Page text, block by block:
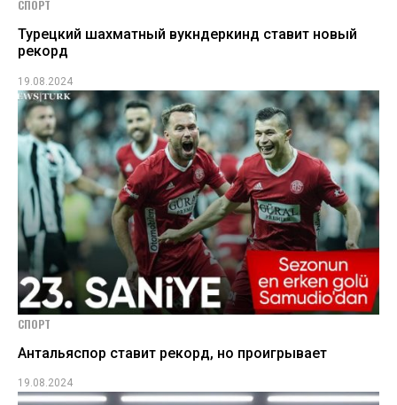
СПОРТ
Турецкий шахматный вукндеркинд ставит новый
рекорд
19.08.2024
СПОРТ
Антальяспор ставит рекорд, но проигрывает
19.08.2024